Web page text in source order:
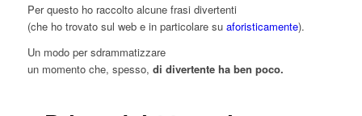
Per questo ho raccolto alcune frasi divertenti
(che ho trovato sul web e in particolare su aforisticamente).
Un modo per sdrammatizzare
un momento che, spesso, di divertente ha ben poco.